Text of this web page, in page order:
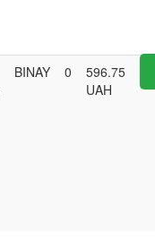
BINAY 0
596.75
UAH